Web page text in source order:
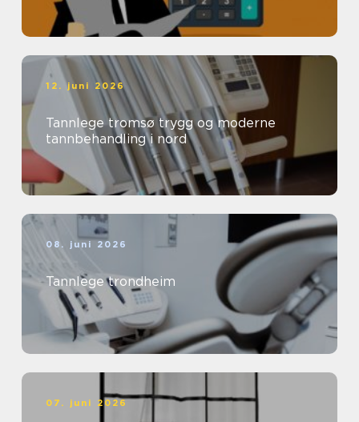
12. juni 2026
Tannlege tromsø trygg og moderne
tannbehandling i nord
08. juni 2026
Tannlege trondheim
07. juni 2026